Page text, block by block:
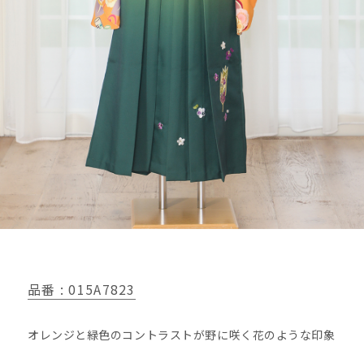
品番 : 015A7823
オレンジと緑色のコントラストが野に咲く花のような印象